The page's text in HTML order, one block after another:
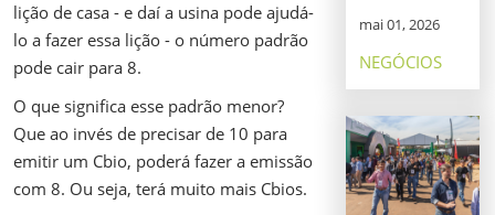
lição de casa - e daí a usina pode ajudá-
lo a fazer essa lição - o número padrão
pode cair para 8.
O que significa esse padrão menor?
Que ao invés de precisar de 10 para
emitir um Cbio, poderá fazer a emissão
com 8. Ou seja, terá muito mais Cbios.
mai 01, 2026
NEGÓCIOS